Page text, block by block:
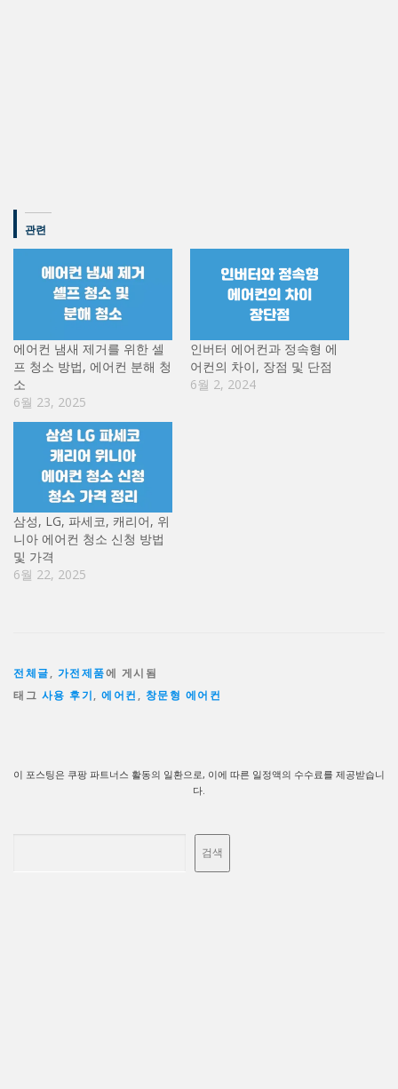
관련
에어컨 냄새 제거를 위한 셀
프 청소 방법, 에어컨 분해 청
소
6월 23, 2025
인버터 에어컨과 정속형 에
어컨의 차이, 장점 및 단점
6월 2, 2024
삼성, LG, 파세코, 캐리어, 위
니아 에어컨 청소 신청 방법
및 가격
6월 22, 2025
전체글, 가전제품에 게시됨
태그 사용 후기, 에어컨 , 창문형 에어컨
이 포스팅은 쿠팡 파트너스 활동의 일환으로, 이에 따른 일정액의 수수료를 제공받습니
다.
검색